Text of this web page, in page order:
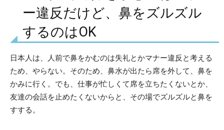
ー違反だけど、鼻をズルズル
するのはOK
日本人は、人前で鼻をかむのは失礼とかマナー違反と考える
ため、やらない。そのため、鼻水が出たら席を外して、鼻を
かみに行く。でも、仕事が忙しくて席を立ちたくないとか、
友達の会話を止めたくないからと、その場でズルズルと鼻を
すする。